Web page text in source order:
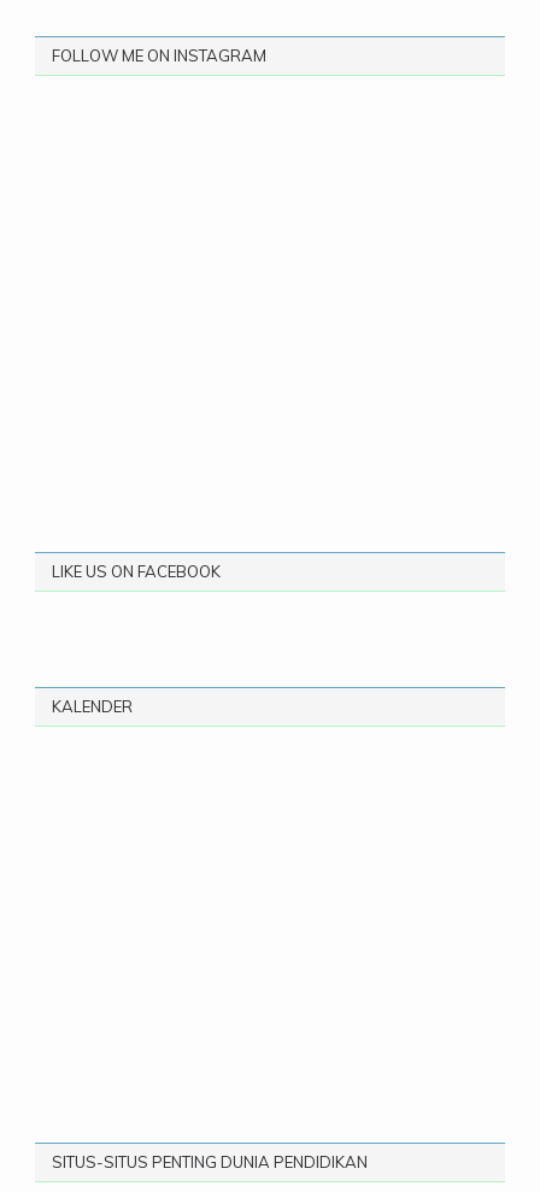
FOLLOW ME ON INSTAGRAM
LIKE US ON FACEBOOK
KALENDER
SITUS-SITUS PENTING DUNIA PENDIDIKAN